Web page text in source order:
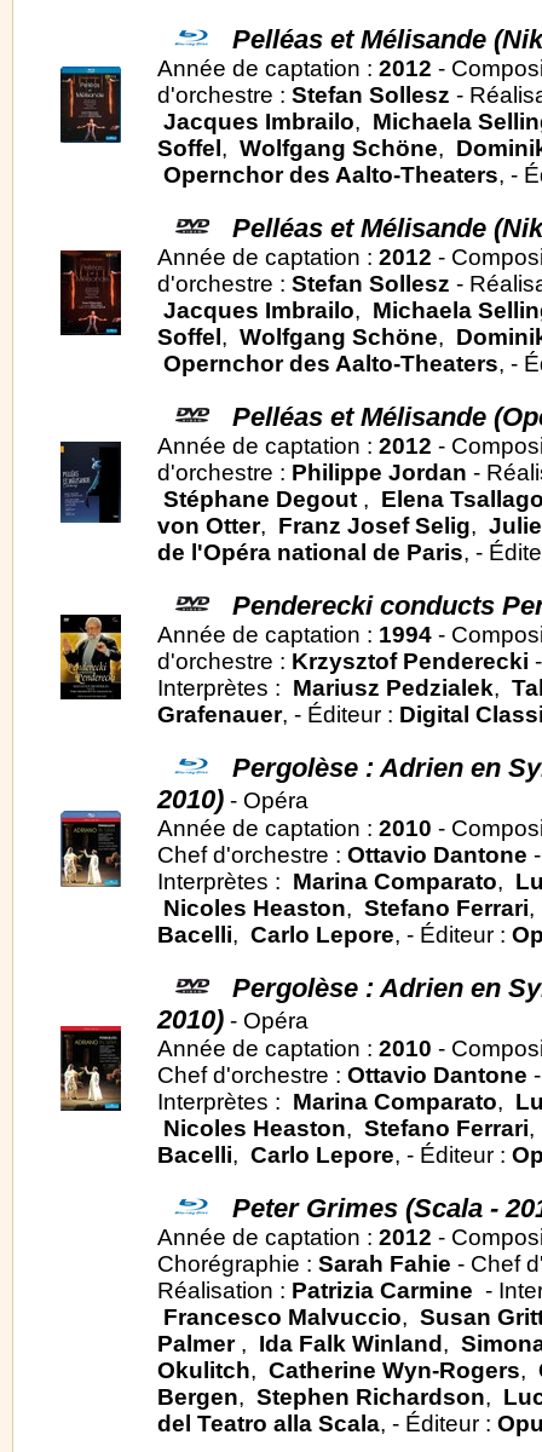
Pelléas et Mélisande
Année de captation : 2012 -
d'orchestre : Stefan Sollesz -
Jacques Imbrailo, Michaela
Soffel , Wolfgang Schöne,
Opernchor des Aalto-Theaters, -
Pelléas et Mélisande
Année de captation : 2012 -
d'orchestre : Stefan Sollesz -
Jacques Imbrailo, Michaela
Soffel , Wolfgang Schöne,
Opernchor des Aalto-Theaters, -
Pelléas et Mélisande
Année de captation : 2012 -
d'orchestre : Philippe Jordan -
Stéphane Degout , Elena
von Otter, Franz Josef Selig,
de l'Opéra national de Paris, -
Penderecki conducts
Année de captation : 1994 -
d'orchestre : Krzysztof Penderecki
Interprètes : Mariusz Pedzialek,
Grafenauer, - Éditeur : Digital
Pergolèse : Adrien en
2010) - Opéra
Année de captation : 2010 -
Chef d'orchestre : Ottavio Dantone
Interprètes : Marina Comparato,
Nicoles Heaston, Stefano Ferrari
Bacelli, Carlo Lepore, - Éditeur :
Pergolèse : Adrien en
2010) - Opéra
Année de captation : 2010 -
Chef d'orchestre : Ottavio Dantone
Interprètes : Marina Comparato,
Nicoles Heaston, Stefano Ferrari
Bacelli, Carlo Lepore, - Éditeur :
Peter Grimes (Scala -
Année de captation : 2012 -
Chorégraphie : Sarah Fahie - Chef
Réalisation : Patrizia Carmine -
Francesco Malvuccio, Susan
Palmer , Ida Falk Winland ,
Okulitch, Catherine Wyn-Rogers,
Bergen, Stephen Richardson,
del Teatro alla Scala, - Éditeur :